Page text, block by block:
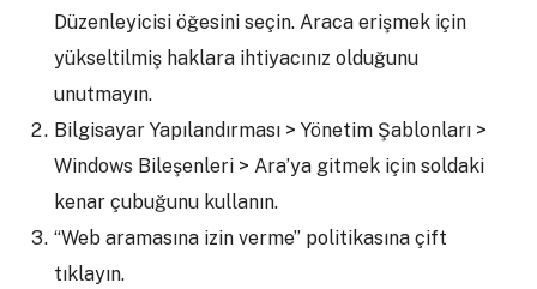
Düzenleyicisi öğesini seçin. Araca erişmek için
yükseltilmiş haklara ihtiyacınız olduğunu
unutmayın.
Bilgisayar Yapılandırması > Yönetim Şablonları >
Windows Bileşenleri > Ara’ya gitmek için soldaki
kenar çubuğunu kullanın.
“Web aramasına izin verme” politikasına çift
tıklayın.